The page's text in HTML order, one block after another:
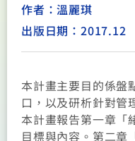
作者：溫麗琪
出版日期：2017.12
本計畫主要目的係盤
口，以及研析針對管
本計畫報告第一章「
目標與內容。第二章